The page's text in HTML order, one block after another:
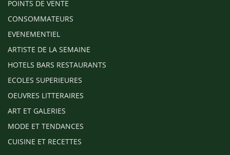
POINTS DE VENTE
CONSOMMATEURS
EVENEMENTIEL
ARTISTE DE LA SEMAINE
HOTELS BARS RESTAURANTS
ECOLES SUPERIEURES
OEUVRES LITTERAIRES
ART ET GALERIES
MODE ET TENDANCES
CUISINE ET RECETTES